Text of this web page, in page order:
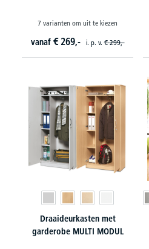
7 varianten om uit te kiezen
vanaf € 269,- i. p. v.€ 299,-
Draaideurkasten met
garderobe MULTI MODUL